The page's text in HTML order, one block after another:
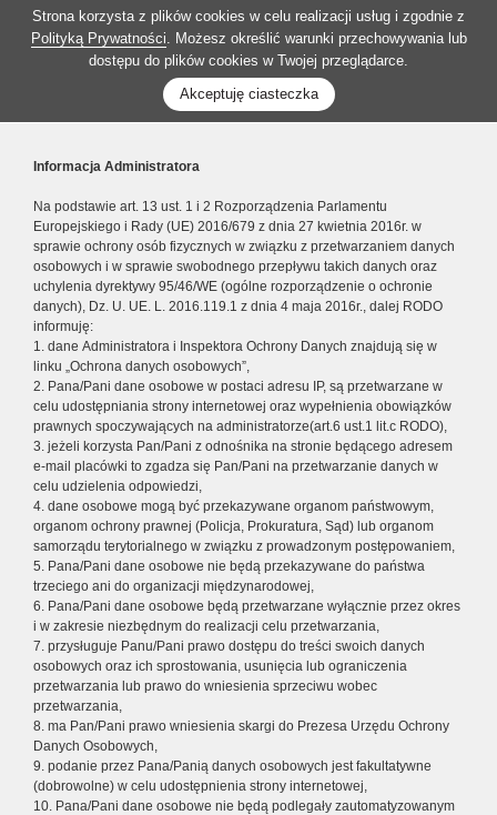
Strona korzysta z plików cookies w celu realizacji usług i zgodnie z
Polityką Prywatności. Możesz określić warunki przechowywania lub
dostępu do plików cookies w Twojej przeglądarce.
Akceptuję ciasteczka
Informacja Administratora
Na podstawie art. 13 ust. 1 i 2 Rozporządzenia Parlamentu
Europejskiego i Rady (UE) 2016/679 z dnia 27 kwietnia 2016r. w
sprawie ochrony osób fizycznych w związku z przetwarzaniem danych
osobowych i w sprawie swobodnego przepływu takich danych oraz
uchylenia dyrektywy 95/46/WE (ogólne rozporządzenie o ochronie
danych), Dz. U. UE. L. 2016.119.1 z dnia 4 maja 2016r., dalej RODO
informuję:
1. dane Administratora i Inspektora Ochrony Danych znajdują się w
linku „Ochrona danych osobowych”,
2. Pana/Pani dane osobowe w postaci adresu IP, są przetwarzane w
celu udostępniania strony internetowej oraz wypełnienia obowiązków
prawnych spoczywających na administratorze(art.6 ust.1 lit.c RODO),
3. jeżeli korzysta Pan/Pani z odnośnika na stronie będącego adresem
e-mail placówki to zgadza się Pan/Pani na przetwarzanie danych w
celu udzielenia odpowiedzi,
4. dane osobowe mogą być przekazywane organom państwowym,
organom ochrony prawnej (Policja, Prokuratura, Sąd) lub organom
samorządu terytorialnego w związku z prowadzonym postępowaniem,
5. Pana/Pani dane osobowe nie będą przekazywane do państwa
trzeciego ani do organizacji międzynarodowej,
6. Pana/Pani dane osobowe będą przetwarzane wyłącznie przez okres
i w zakresie niezbędnym do realizacji celu przetwarzania,
7. przysługuje Panu/Pani prawo dostępu do treści swoich danych
osobowych oraz ich sprostowania, usunięcia lub ograniczenia
przetwarzania lub prawo do wniesienia sprzeciwu wobec
przetwarzania,
8. ma Pan/Pani prawo wniesienia skargi do Prezesa Urzędu Ochrony
Danych Osobowych,
9. podanie przez Pana/Panią danych osobowych jest fakultatywne
(dobrowolne) w celu udostępnienia strony internetowej,
10. Pana/Pani dane osobowe nie będą podlegały zautomatyzowanym